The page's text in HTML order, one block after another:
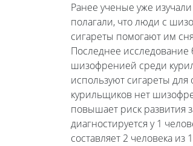
Ранее ученые уже
полагали, что люди с
сигареты помогают им
Последнее исследование
шизофренией среди
используют сигареты
курильщиков нет
повышает риск развития
диагностируется у 1
составляет 2 человека из